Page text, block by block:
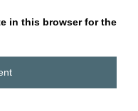
in this browser for the